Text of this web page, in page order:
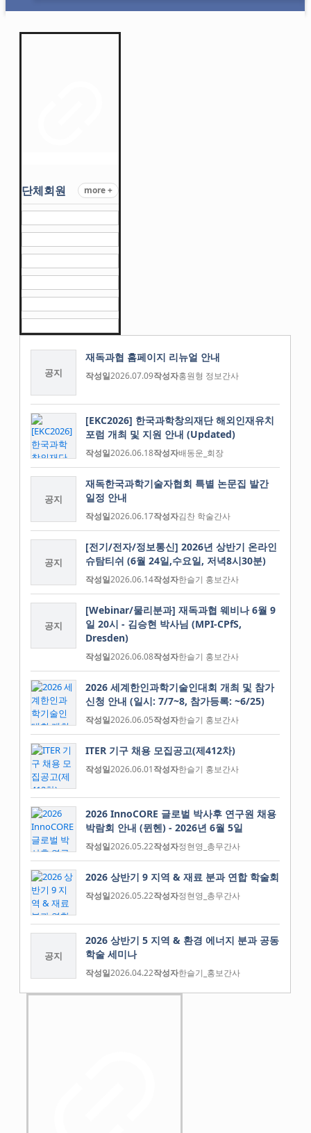
단체회원 more +
공지
재독과협 홈페이지 리뉴얼 안내
작성일2026.07.09작성자홍원형 정보간사
[EKC2026] 한국과학창의재단 해외인재유치
포럼 개최 및 지원 안내 (Updated)
작성일2026.06.18작성자배동운_회장
공지
재독한국과학기술자협회 특별 논문집 발간
일정 안내
작성일2026.06.17작성자김찬 학술간사
공지
[전기/전자/정보통신] 2026년 상반기 온라인
슈탐티쉬 (6월 24일,수요일, 저녁8시30분)
작성일2026.06.14작성자한슬기 홍보간사
공지
[Webinar/물리분과] 재독과협 웨비나 6월 9
일 20시 - 김승현 박사님 (MPI-CPfS,
Dresden)
작성일2026.06.08작성자한슬기 홍보간사
2026 세계한인과학기술인대회 개최 및 참가
신청 안내 (일시: 7/7~8, 참가등록: ~6/25)
작성일2026.06.05작성자한슬기 홍보간사
ITER 기구 채용 모집공고(제412차)
작성일2026.06.01작성자한슬기 홍보간사
2026 InnoCORE 글로벌 박사후 연구원 채용
박람회 안내 (뮌헨) - 2026년 6월 5일
작성일2026.05.22작성자정현영_총무간사
2026 상반기 9 지역 & 재료 분과 연합 학술회
작성일2026.05.22작성자정현영_총무간사
공지
2026 상반기 5 지역 & 환경 에너지 분과 공동
학술 세미나
작성일2026.04.22작성자한슬기_홍보간사